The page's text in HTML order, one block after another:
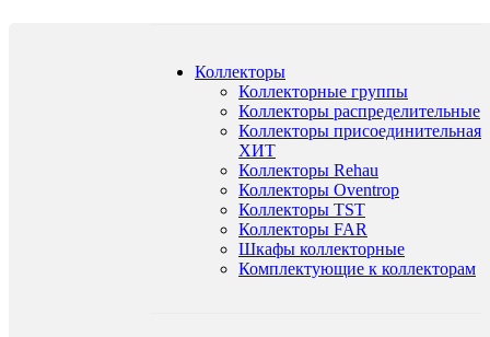
Коллекторы
Коллекторные группы
Коллекторы распределительные
Коллекторы присоединительная
ХИТ
Коллекторы Rehau
Коллекторы Oventrop
Коллекторы TST
Коллекторы FAR
Шкафы коллекторные
Комплектующие к коллекторам